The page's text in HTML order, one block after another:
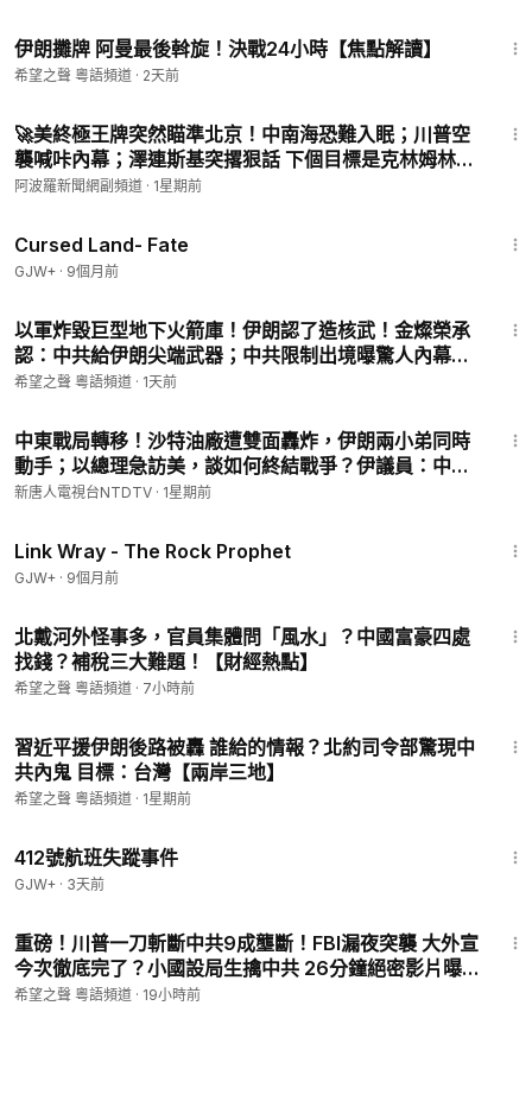
伊朗攤牌 阿曼最後斡旋！決戰24小時【焦點解讀】
希望之聲 粵語頻道 · 2天前
🚀美終極王牌突然瞄準北京！中南海恐難入眠；川普空
襲喊咔內幕；澤連斯基突撂狠話 下個目標是克林姆林
宮? 美媒曝伊朗變局:數千美特種部隊將執行極危險任
阿波羅新聞網副頻道 · 1星期前
Cursed Land- Fate
GJW+ · 9個月前
以軍炸毀巨型地下火箭庫！伊朗認了造核武！金燦榮承
認：中共給伊朗尖端武器；中共限制出境曝驚人內幕；
朝鮮導彈部隊秘入俄國【北美快報】
希望之聲 粵語頻道 · 1天前
中東戰局轉移！沙特油廠遭雙面轟炸，伊朗兩小弟同時
動手；以總理急訪美，談如何終結戰爭？伊議員：中共
衛星向德黑蘭提供情報；普京再砸41兆續命戰爭；大陸
新唐人電視台NTDTV · 1星期前
Link Wray - The Rock Prophet
GJW+ · 9個月前
北戴河外怪事多，官員集體問「風水」？中國富豪四處
找錢？補稅三大難題！【財經熱點】
希望之聲 粵語頻道 · 7小時前
習近平援伊朗後路被轟 誰給的情報？北約司令部驚現中
共內鬼 目標：台灣【兩岸三地】
希望之聲 粵語頻道 · 1星期前
412號航班失蹤事件
GJW+ · 3天前
重磅！川普一刀斬斷中共9成壟斷！FBI漏夜突襲 大外宣
今次徹底完了？小國設局生擒中共 26分鐘絕密影片曝
光！伊朗總統摸黑會見領袖 這一幕太驚人！【即時新
希望之聲 粵語頻道 · 19小時前